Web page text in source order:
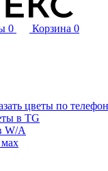
0 Корзина 0
цветы по
в TG
W/A
мах